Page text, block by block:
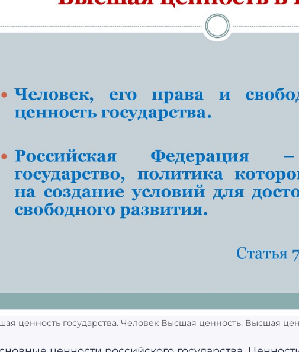
ценность государства. Человек Высшая ценность. Высшая